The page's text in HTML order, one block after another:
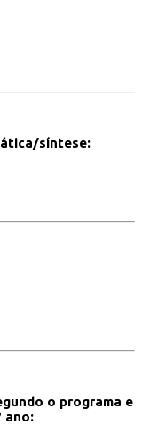
síntese:
o programa e
ano: